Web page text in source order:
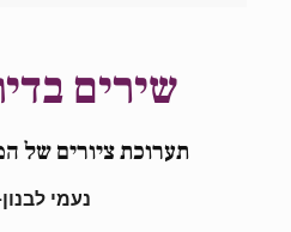
שירים
תערוכת ציורים של
נעמי